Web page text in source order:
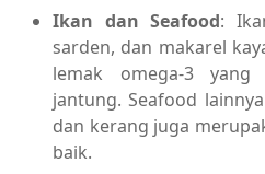
Ikan dan Seafood:
sarden, dan makarel
lemak omega-3
jantung. Seafood
dan kerang juga
baik.